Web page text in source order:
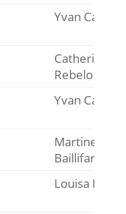
Yvan Carron
Catherine
Rebelo
Yvan Carron
Martine
Baillifard
Louisa